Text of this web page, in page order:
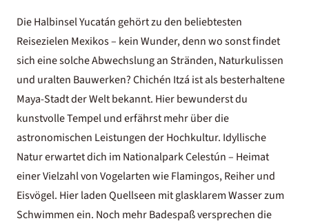
Die Halbinsel Yucatán gehört zu den beliebtesten
Reisezielen Mexikos – kein Wunder, denn wo sonst findet
sich eine solche Abwechslung an Stränden, Naturkulissen
und uralten Bauwerken? Chichén Itzá ist als besterhaltene
Maya-Stadt der Welt bekannt. Hier bewunderst du
kunstvolle Tempel und erfährst mehr über die
astronomischen Leistungen der Hochkultur. Idyllische
Natur erwartet dich im Nationalpark Celestún – Heimat
einer Vielzahl von Vogelarten wie Flamingos, Reiher und
Eisvögel. Hier laden Quellseen mit glasklarem Wasser zum
Schwimmen ein. Noch mehr Badespaß versprechen die